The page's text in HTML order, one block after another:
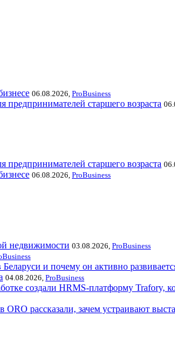
06.08.2026, ProBusiness
предпринимателей старшего возраста
предпринимателей старшего возраста
06.08.2026, ProBusiness
недвижимости 03.08.2026, ProBusiness
и почему он активно
04.08.2026, ProBusiness
создали HRMS-платформу Trafory,
рассказали, зачем устраивают